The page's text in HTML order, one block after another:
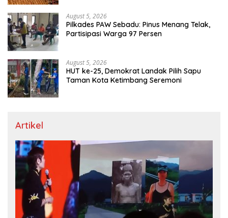
August 5, 2026
Pilkades PAW Sebadu: Pinus Menang Telak,
Partisipasi Warga 97 Persen
August 5, 2026
HUT ke-25, Demokrat Landak Pilih Sapu
Taman Kota Ketimbang Seremoni
Artikel